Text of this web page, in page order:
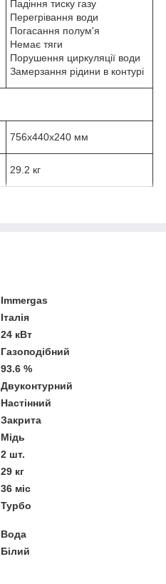
Падіння тиску газу
Перегрівання води
Погасання полум'я
Немає тяги
Порушення циркуляції води
Замерзання рідини в контурі
756x440x240 мм
29.2 кг
Immergas
Італія
24 кВт
Газоподібний
93.6 %
Двуконтурний
Настінний
Закрита
Мідь
2 шт.
29 кг
36 міс
Турбо
Вода
Білий